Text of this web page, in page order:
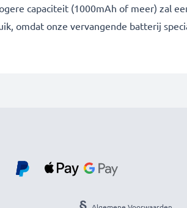
capaciteit (1000mAh of meer) zal
omdat onze vervangende batterij